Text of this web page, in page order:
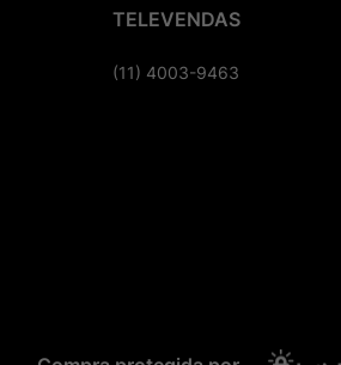
TELEVENDAS
(11) 4003-9463